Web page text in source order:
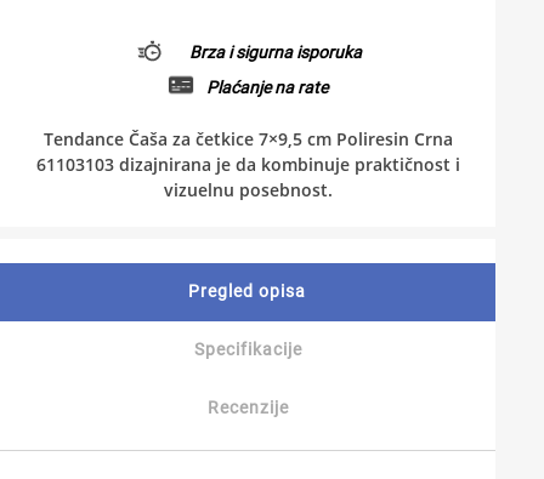
Brza i sigurna isporuka
Plaćanje na rate
Tendance Čaša za četkice 7×9,5 cm Poliresin Crna
61103103 dizajnirana je da kombinuje praktičnost i
vizuelnu posebnost.
Pregled opisa
Specifikacije
Recenzije